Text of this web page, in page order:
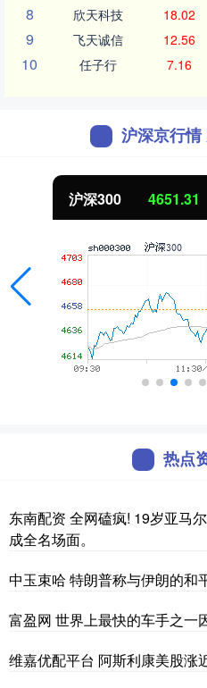
8 欣天科技 18.02
9 飞天诚信 12.56
10 任子行 7.16
沪深京行情
沪深300 4651.31
热点
东南配资 全网磕疯! 19岁亚马
成全名场面。
中玉束哈 特朗普称与伊朗的和
富盈网 世界上最快的车手之一
维嘉优配平台 阿斯利康美股涨